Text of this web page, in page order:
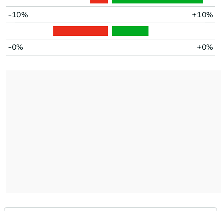
-10% +10%
-0% +0%